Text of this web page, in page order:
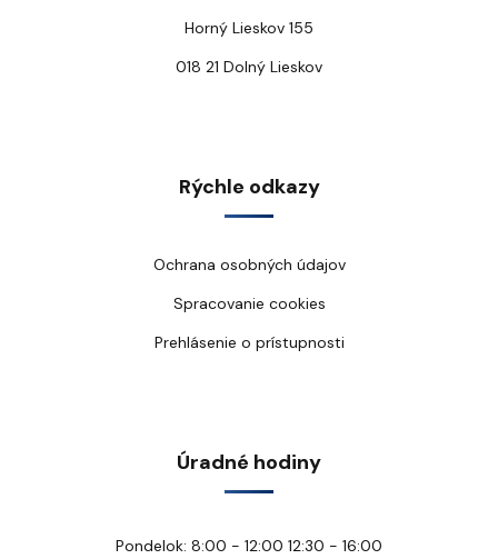
Horný Lieskov 155
018 21 Dolný Lieskov
Rýchle odkazy
Ochrana osobných údajov
Spracovanie cookies
Prehlásenie o prístupnosti
Úradné hodiny
Pondelok: 8:00 - 12:00 12:30 - 16:00